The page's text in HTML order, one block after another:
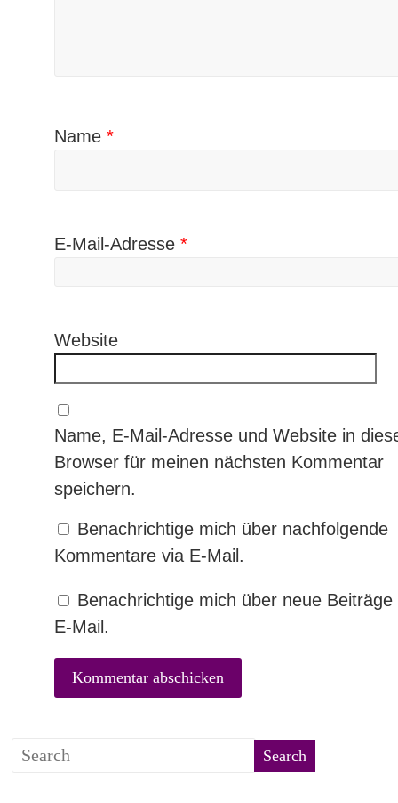
Name*
E-Mail-Adresse*
Website
Name, E-Mail-Adresse und Website in
Browser für meinen nächsten Kommentar
speichern.
Benachrichtige mich über nachfolgende
Kommentare via E-Mail.
Benachrichtige mich über neue Beiträge
E-Mail.